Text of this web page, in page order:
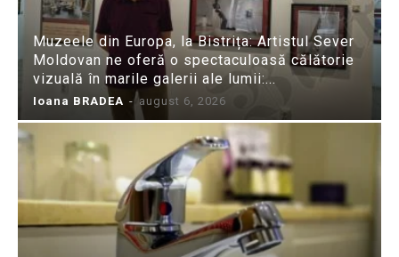
Muzeele din Europa, la Bistrița: Artistul Sever
Moldovan ne oferă o spectaculoasă călătorie
vizuală în marile galerii ale lumii:...
Ioana BRADEA - august 6, 2026